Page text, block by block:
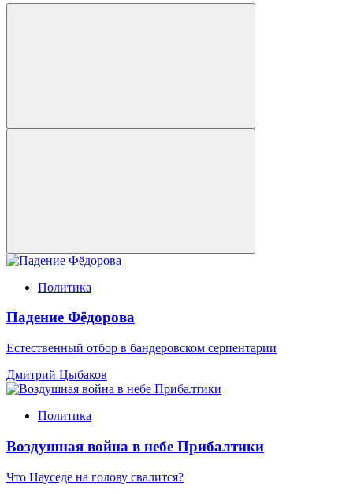
Политика
Падение Фёдорова
Естественный отбор в бандеровском серпентарии
Дмитрий Цыбаков
Политика
Воздушная война в небе Прибалтики
Что Науседе на голову свалится?